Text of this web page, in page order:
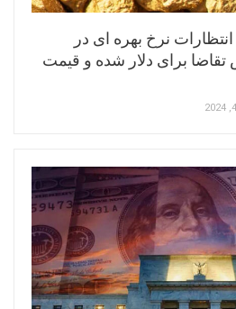
نرخ بهره ای در
برای دلار شده و قیمت